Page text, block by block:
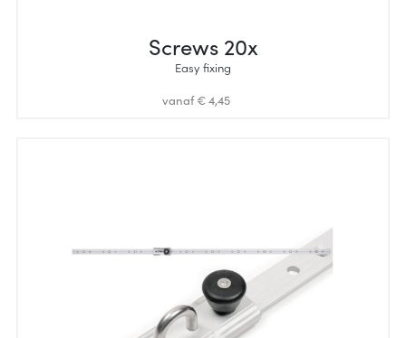
Screws 20x
Easy fixing
vanaf € 4,45